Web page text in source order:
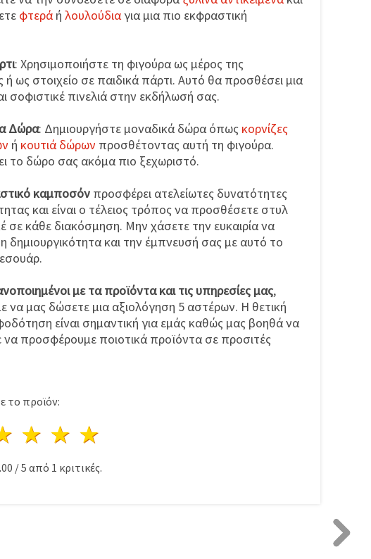
φτερά ή λουλούδιαγια μια πιο εκφραστική
: Χρησιμοποιήστε τη φιγούρα ως μέρος της
ή ως στοιχείο σε παιδικά πάρτι. Αυτό θα προσθέσει μια
σοφιστικέ πινελιά στην εκδήλωσή σας.
Δώρα: Δημιουργήστε μοναδικά δώρα όπως κορνίζες
ή κουτιά δώρων προσθέτοντας αυτή τη φιγούρα.
το δώρο σας ακόμα πιο ξεχωριστό.
καμποσόν προσφέρει ατελείωτες δυνατότητες
και είναι ο τέλειος τρόπος να προσθέσετε στυλ
σε κάθε διακόσμηση. Μην χάσετε την ευκαιρία να
δημιουργικότητα και την έμπνευσή σας με αυτό το
με τα προϊόντα και τις υπηρεσίες μας,
να μας δώσετε μια αξιολόγηση 5 αστέρων. Η θετική
είναι σημαντική για εμάς καθώς μας βοηθά να
να προσφέρουμε ποιοτικά προϊόντα σε προσιτές
το προϊόν:
4 Αστέρια
3 Αστέρια
2 Αστέρια
Αστέρι
/5 από 1 κριτικές.